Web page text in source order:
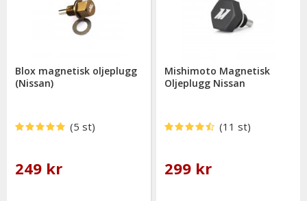
Blox magnetisk oljeplugg
(Nissan)
(5 st)
249 kr
Mishimoto Magnetisk
Oljeplugg Nissan
(11 st)
299 kr